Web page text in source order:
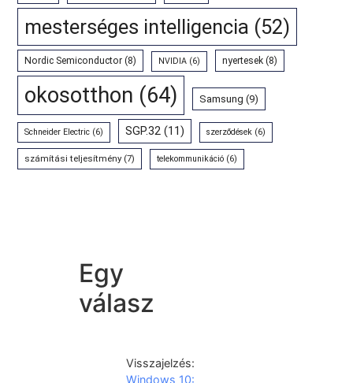
mesterséges intelligencia (52)
Nordic Semiconductor (8) NVIDIA (6) nyertesek (8)
okosotthon (64) Samsung (9)
Schneider Electric (6) SGP.32 (11) szerződések (6)
számítási teljesítmény(7) telekommunikáció (6)
Egy
válasz
Visszajelzés:
Windows 10: